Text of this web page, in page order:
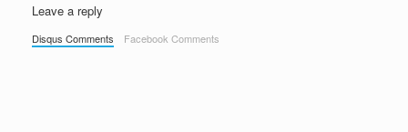
Leave a reply
Disqus Comments Facebook Comments